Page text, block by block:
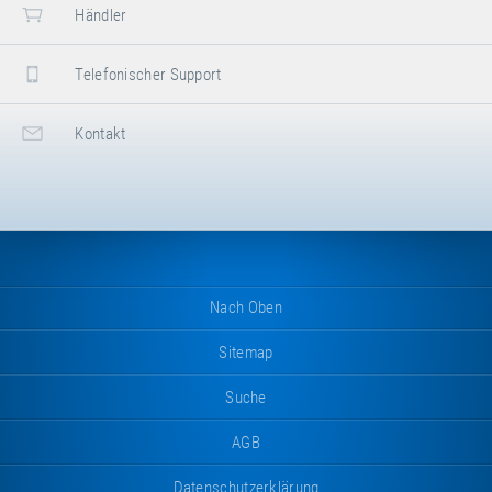
Händler
Telefonischer Support
Kontakt
Nach Oben
Sitemap
Suche
AGB
Datenschutzerklärung